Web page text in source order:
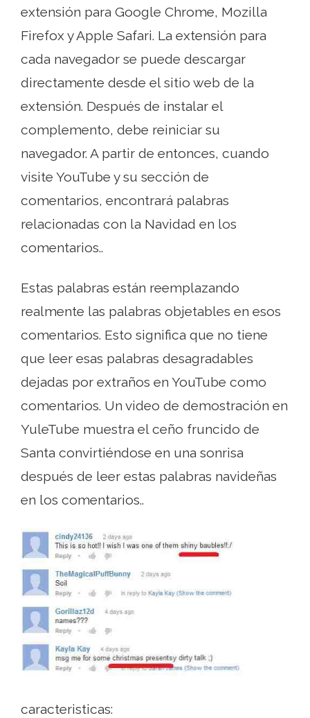
extensión para Google Chrome, Mozilla
Firefox y Apple Safari. La extensión para
cada navegador se puede descargar
directamente desde el sitio web de la
extensión. Después de instalar el
complemento, debe reiniciar su
navegador. A partir de entonces, cuando
visite YouTube y su sección de
comentarios, encontrará palabras
relacionadas con la Navidad en los
comentarios..
Estas palabras están reemplazando
realmente las palabras objetables en esos
comentarios. Esto significa que no tiene
que leer esas palabras desagradables
dejadas por extraños en YouTube como
comentarios. Un video de demostración en
YuleTube muestra el ceño fruncido de
Santa convirtiéndose en una sonrisa
después de leer estas palabras navideñas
en los comentarios..
caracteristicas: